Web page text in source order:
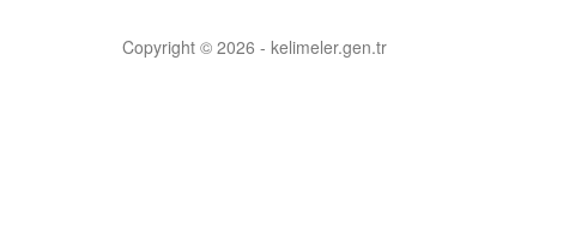
Copyright © 2026 - kelimeler.gen.tr